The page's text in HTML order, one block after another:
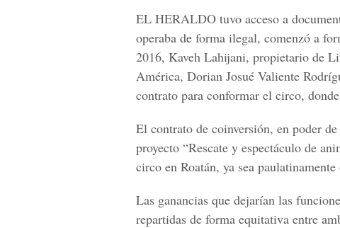
EL HERALDO tuvo acceso a
operaba de forma ilegal, comenzó a
2016, Kaveh Lahijani, propietario de
América, Dorian Josué Valiente
contrato para conformar el circo,
El contrato de coinversión, en poder de
proyecto “Rescate y espectáculo de
circo en Roatán, ya sea
Las ganancias que dejarían las
repartidas de forma equitativa entre